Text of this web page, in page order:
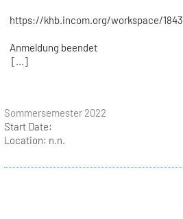
https://khb.incom.org/workspace/1843
Anmeldung beendet
[...]
Sommersemester 2022
Start Date:
Location: n.n.